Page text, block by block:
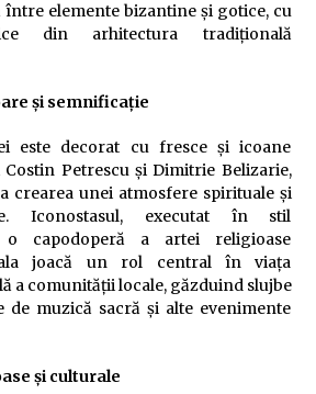
între elemente bizantine și gotice, cu
din arhitectura tradițională
și semnificație
este decorat cu fresce și icoane
Petrescu și Dimitrie Belizarie,
crearea unei atmosfere spirituale și
Iconostasul, executat în stil
o capodoperă a artei religioase
joacă un rol central în viața
a comunității locale, găzduind slujbe
de muzică sacră și alte evenimente
și culturale